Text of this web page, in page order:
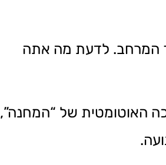
המרחב. לדעת מה אתה
האוטומטית של “המחנה”,